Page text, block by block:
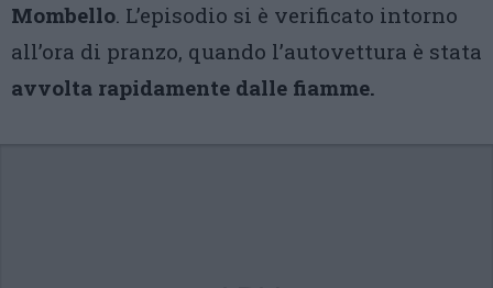
Mombello. L’episodio si è verificato intorno
all’ora di pranzo, quando l’autovettura è stata
avvolta rapidamente dalle fiamme.